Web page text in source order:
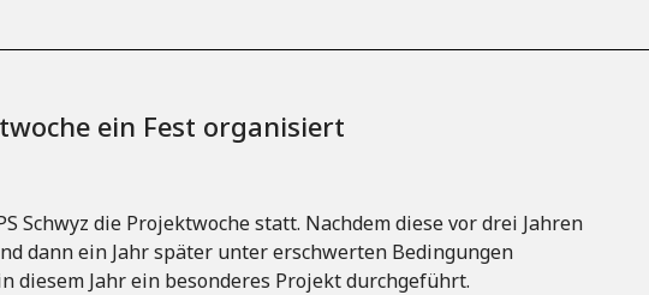
ein Fest organisiert
Schwyz die Projektwoche statt. Nachdem diese vor drei Jahren
dann ein Jahr später unter erschwerten Bedingungen
diesem Jahr ein besonderes Projekt durchgeführt.